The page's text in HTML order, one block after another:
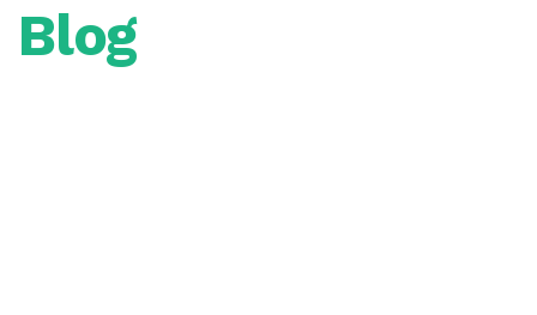
Blog